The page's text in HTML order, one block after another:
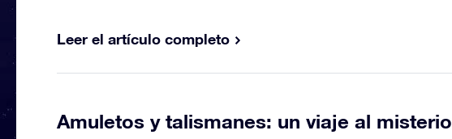
Leer el artículo completo
Amuletos y talismanes: un viaje al misterio